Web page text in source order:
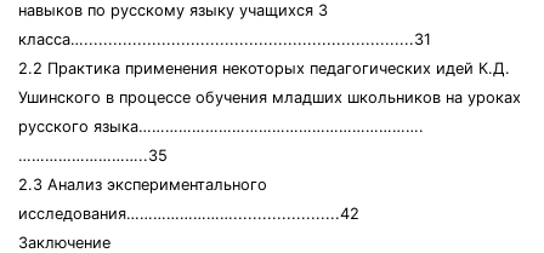
навыков по русскому языку учащихся 3
класса…....................................................................31
2.2 Практика применения некоторых педагогических идей К.Д.
Ушинского в процессе обучения младших школьников на уроках
русского языка……………………………………………………….
………………………..35
2.3 Анализ экспериментального
исследования……………………......................42
Заключение